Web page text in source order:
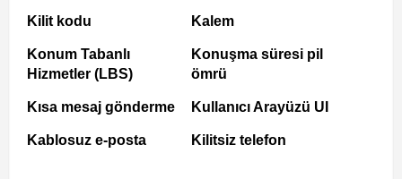
Kilit kodu
Konum Tabanlı
Hizmetler (LBS)
Kısa mesaj gönderme
Kablosuz e-posta
Kalem
Konuşma süresi pil
ömrü
Kullanıcı Arayüzü UI
Kilitsiz telefon